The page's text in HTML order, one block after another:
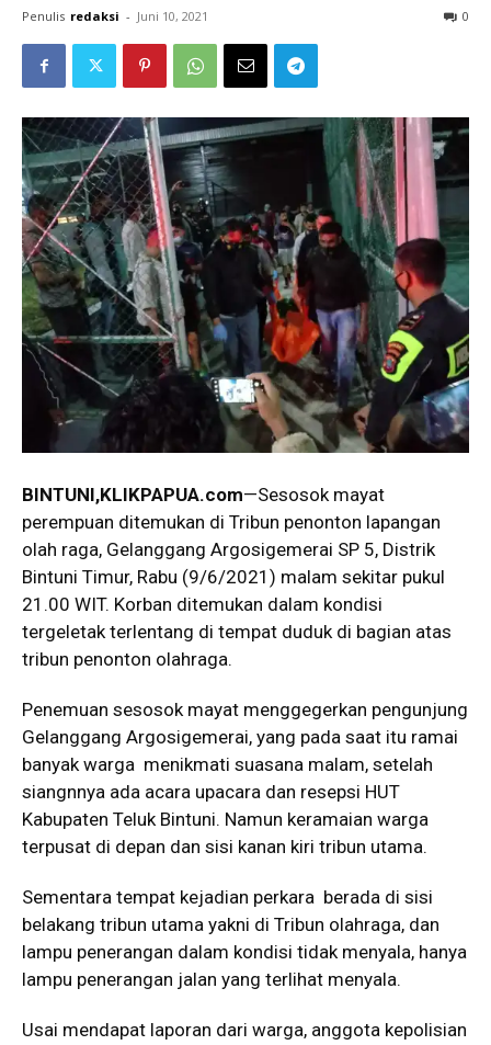
Penulis redaksi - Juni 10, 2021 0
BINTUNI,KLIKPAPUA.com—Sesosok mayat
perempuan ditemukan di Tribun penonton lapangan
olah raga, Gelanggang Argosigemerai SP 5, Distrik
Bintuni Timur, Rabu (9/6/2021) malam sekitar pukul
21.00 WIT. Korban ditemukan dalam kondisi
tergeletak terlentang di tempat duduk di bagian atas
tribun penonton olahraga.
Penemuan sesosok mayat menggegerkan pengunjung
Gelanggang Argosigemerai, yang pada saat itu ramai
banyak warga menikmati suasana malam, setelah
siangnnya ada acara upacara dan resepsi HUT
Kabupaten Teluk Bintuni. Namun keramaian warga
terpusat di depan dan sisi kanan kiri tribun utama.
Sementara tempat kejadian perkara berada di sisi
belakang tribun utama yakni di Tribun olahraga, dan
lampu penerangan dalam kondisi tidak menyala, hanya
lampu penerangan jalan yang terlihat menyala.
Usai mendapat laporan dari warga, anggota kepolisian